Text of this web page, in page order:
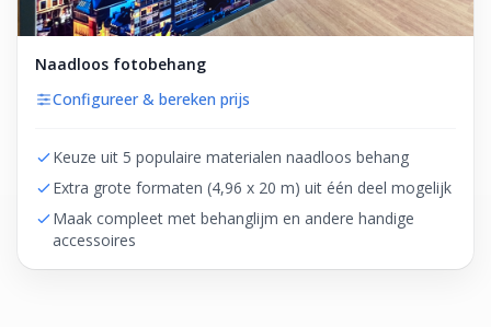
Naadloos fotobehang
Configureer & bereken prijs
Keuze uit 5 populaire materialen naadloos behang
Extra grote formaten (4,96 x 20 m) uit één deel mogelijk
Maak compleet met behanglijm en andere handige
accessoires